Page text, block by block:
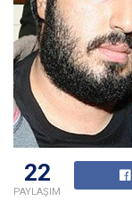
22
PAYLAŞIM